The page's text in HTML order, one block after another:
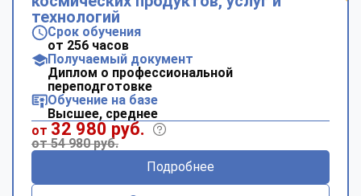
технологий
Срок обучения
от 256 часов
Получаемый документ
Диплом о профессиональной
переподготовке
Обучение на базе
Высшее, среднее
от 32 980 руб.
от 54 980 руб.
Подробнее